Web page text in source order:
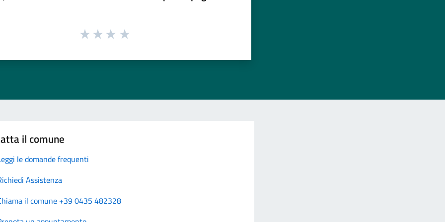
il comune
le domande frequenti
Assistenza
il comune +39 0435 482328